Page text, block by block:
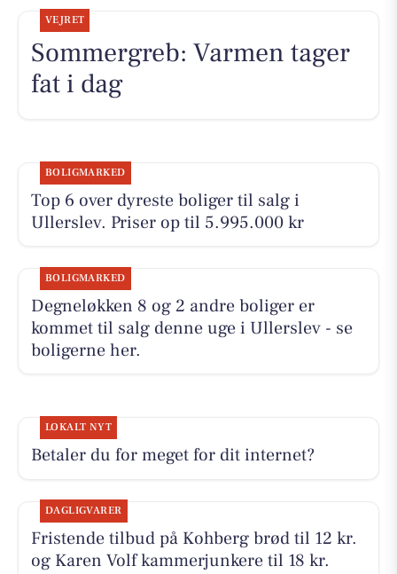
VEJRET
Sommergreb: Varmen tager
fat i dag
BOLIGMARKED
Top 6 over dyreste boliger til salg i
Ullerslev. Priser op til 5.995.000 kr
BOLIGMARKED
Degneløkken 8 og 2 andre boliger er
kommet til salg denne uge i Ullerslev - se
boligerne her.
LOKALT NYT
Betaler du for meget for dit internet?
DAGLIGVARER
Fristende tilbud på Kohberg brød til 12 kr.
og Karen Volf kammerjunkere til 18 kr.